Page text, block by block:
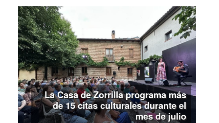
La Casa de Zorrilla programa más
de 15 citas culturales durante el
mes de julio